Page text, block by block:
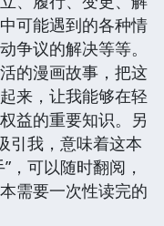
可能遇到的各种情
争议的解决等等。
的漫画故事，把这
来，让我能够在轻
益的重要知识。另
引我，意味着这本
，可以随时翻阅，
需要一次性读完的